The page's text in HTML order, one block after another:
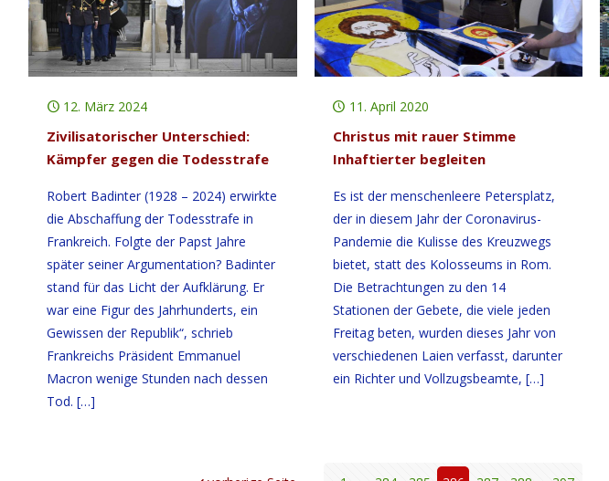
12. März 2024
Zivilisatorischer Unterschied:
Kämpfer gegen die Todesstrafe
Robert Badinter (1928 – 2024) erwirkte
die Abschaffung der Todesstrafe in
Frankreich. Folgte der Papst Jahre
später seiner Argumentation? Badinter
stand für das Licht der Aufklärung. Er
war eine Figur des Jahrhunderts, ein
Gewissen der Republik“, schrieb
Frankreichs Präsident Emmanuel
Macron wenige Stunden nach dessen
Tod. […]
11. April 2020
Christus mit rauer Stimme
Inhaftierter begleiten
Es ist der menschenleere Petersplatz,
der in diesem Jahr der Coronavirus-
Pandemie die Kulisse des Kreuzwegs
bietet, statt des Kolosseums in Rom.
Die Betrachtungen zu den 14
Stationen der Gebete, die viele jeden
Freitag beten, wurden dieses Jahr von
verschiedenen Laien verfasst, darunter
ein Richter und Vollzugsbeamte, […]